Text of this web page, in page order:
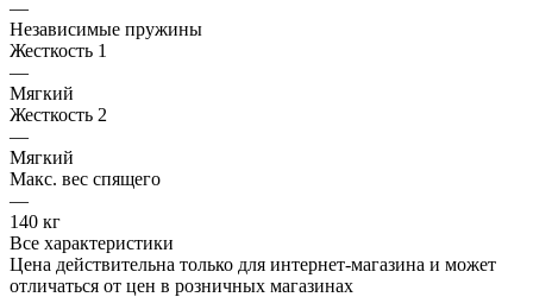
—
Независимые пружины
Жесткость 1
—
Мягкий
Жесткость 2
—
Мягкий
Макс. вес спящего
—
140 кг
Все характеристики
Цена действительна только для интернет-магазина и может
отличаться от цен в розничных магазинах